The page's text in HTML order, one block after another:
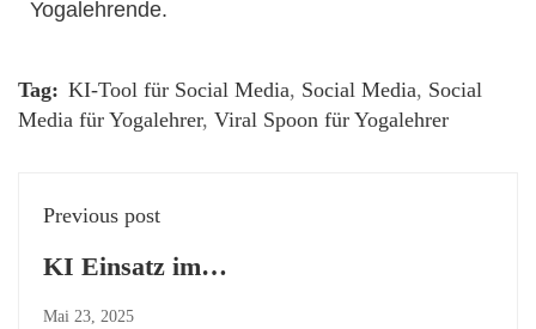
Yogalehrende.
Tag: KI-Tool für Social Media, Social Media, Social
Media für Yogalehrer, Viral Spoon für Yogalehrer
Previous post
KI Einsatz im
Marketing für
Mai 23, 2025